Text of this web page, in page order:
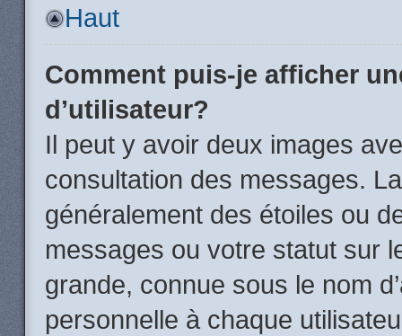
Haut
Comment puis-je afficher
d’utilisateur?
Il peut y avoir deux images
consultation des messages.
généralement des étoiles ou
messages ou votre statut sur
grande, connue sous le nom
personnelle à chaque